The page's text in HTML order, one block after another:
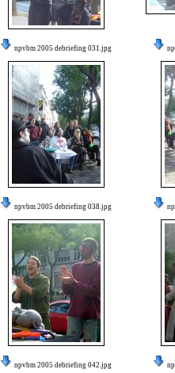
npvbm 2005 debriefing 031.jpg
npvbm 2005 debriefing 038.jpg
npvbm 2005 debriefing 042.jpg